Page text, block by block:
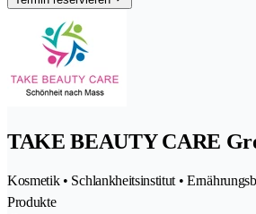
TAKE BEAUTY CARE
Kosmetik • Schlankheitsinstitut •
Produkte